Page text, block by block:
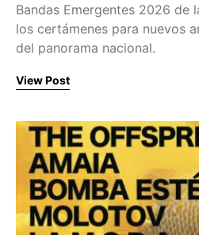
Bandas Emergentes 2026 de
los certámenes para nuevos
del panorama nacional.
View Post